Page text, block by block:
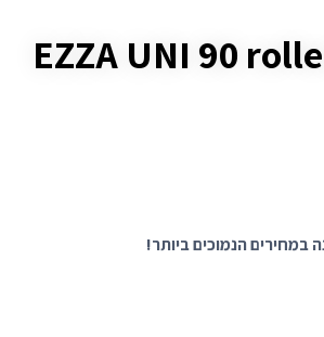
EZZA UNI 90
במחירים הנמוכים ביותר!